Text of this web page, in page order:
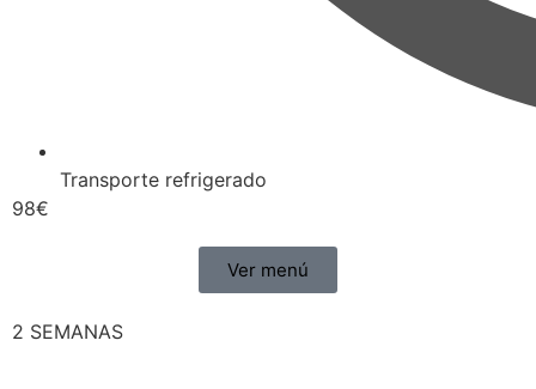
Transporte refrigerado
98€
Ver menú
2 SEMANAS